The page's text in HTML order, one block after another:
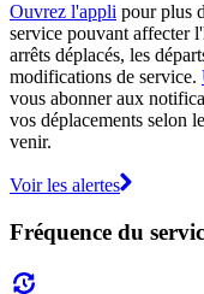
Ouvrez l'appli pour plus
service pouvant affecter
arrêts déplacés, les
modifications de service.
vous abonner aux
vos déplacements selon
venir.
Voir les alertes
Fréquence du